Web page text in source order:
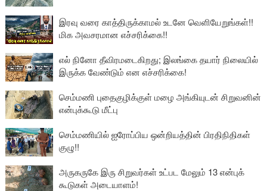
இரவு வரை காத்திருக்காமல் உடனே வெளியேறுங்கள்!!
மிக அவசரமான எச்சரிக்கை!!
எல் நினோ தீவிரமடைகிறது; இலங்கை தயார் நிலையில்
இருக்க வேண்டும் என எச்சரிக்கை!
செம்மணி புதைகுழிக்குள் மழை அங்கியுடன் சிறுவனின்
என்புக்கூடு மீட்பு
செம்மணியில் ஐரோப்பிய ஒன்றியத்தின் பிரதிநிதிகள்
குழு!!
அருகருகே இரு சிறுவர்கள் உட்பட மேலும் 13 என்புக்
கூடுகள் அடையாளம்!